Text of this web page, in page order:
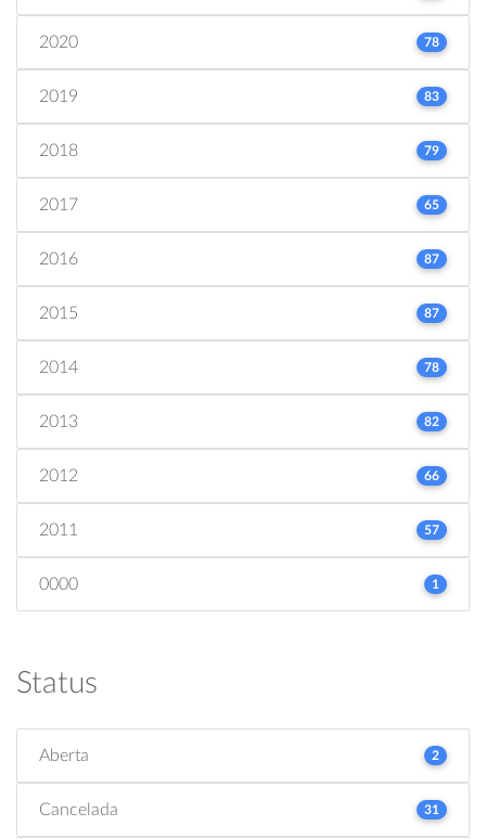
2020 78
2019 83
2018 79
2017 65
2016 87
2015 87
2014 78
2013 82
2012 66
2011 57
0000 1
Status
Aberta 2
Cancelada 31